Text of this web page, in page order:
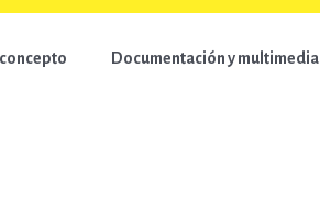
concepto Documentación y multimedia